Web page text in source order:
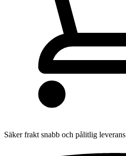
Säker frakt snabb och pålitlig leverans